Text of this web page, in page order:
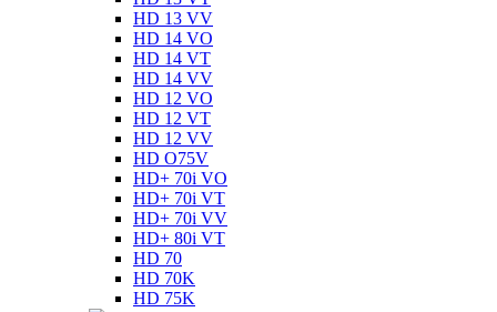
HD 13 VV
HD 14 VO
HD 14 VT
HD 14 VV
HD 12 VO
HD 12 VT
HD 12 VV
HD O75V
HD+ 70i VO
HD+ 70i VT
HD+ 70i VV
HD+ 80i VT
HD 70
HD 70K
HD 75K